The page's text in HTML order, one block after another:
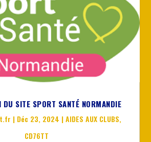
DU SITE SPORT SANTÉ NORMANDIE
| Déc 23, 2024 |AIDES AUX CLUBS,
CD76TT